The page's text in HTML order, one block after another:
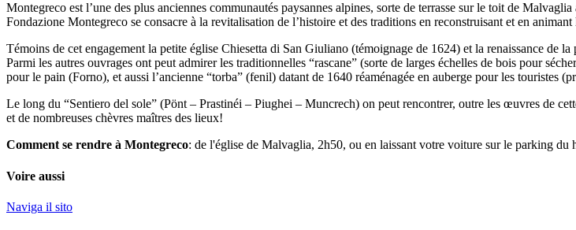
Montegreco est l’une des plus anciennes communautés paysannes alpines, sorte de terrasse sur le toit de
Fondazione Montegreco se consacre à la revitalisation de l’histoire et des traditions en reconstruisant et en
Témoins de cet engagement la petite église Chiesetta di San Giuliano (témoignage de 1624) et la renaissance de
Parmi les autres ouvrages ont peut admirer les traditionnelles “rascane” (sorte de larges échelles de bois pour
pour le pain (Forno), et aussi l’ancienne “torba” (fenil) datant de 1640 réaménagée en auberge pour les touristes
Le long du “Sentiero del sole” (Pönt – Prastinéi – Piughei – Muncrech) on peut rencontrer, outre les œuvres de
et de nombreuses chèvres maîtres des lieux!
Comment se rendre à Montegreco: de l'église de Malvaglia, 2h50, ou en laissant votre voiture sur le parking
Voire aussi
Naviga il sito